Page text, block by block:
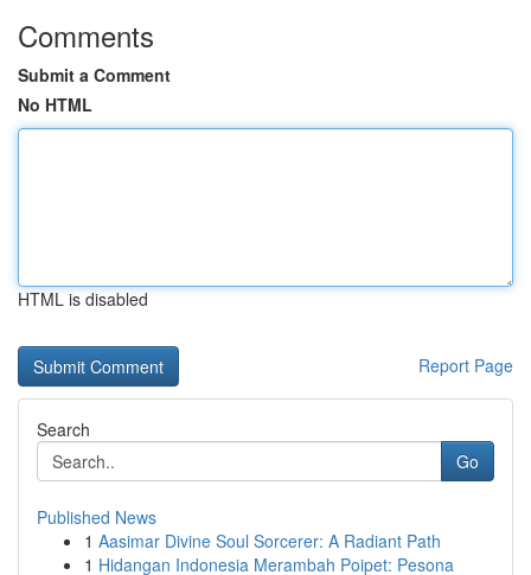
Comments
Submit a Comment
No HTML
HTML is disabled
Report Page
Search
Go
Published News
1 Aasimar Divine Soul Sorcerer: A Radiant Path
1 Hidangan Indonesia Merambah Poipet: Pesona